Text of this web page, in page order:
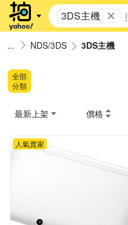
3DS主機
NDS/3DS 3DS主機
全部
分類
最新上架 價格
人氣賣家